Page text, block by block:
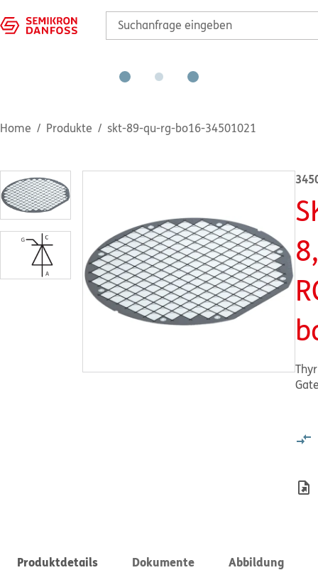
Home Produkte skt-89-qu-rg-bo16-34501021
Produktdetails Dokumente Abbildung